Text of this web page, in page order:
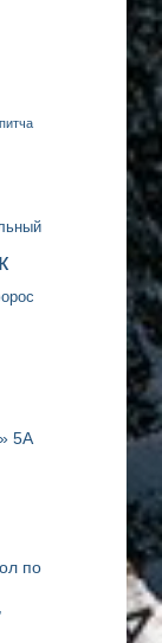
5А
по